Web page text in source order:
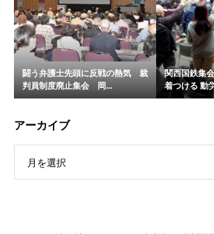
闘う弁護士先頭に反戦の熱気 裁
判員制度廃止集会 岡...
関西国鉄集
着つける 動
アーカイブ
月を選択